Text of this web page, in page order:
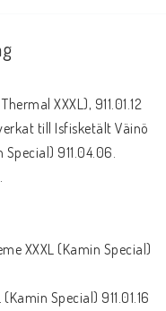
XXXL), 911.01.12
till Isfisketält Väinö
911.04.06.
XXXL (Kamin Special)
Special) 911.01.16